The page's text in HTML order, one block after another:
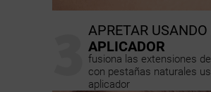
APRETAR USANDO
APLICADOR
fusiona las extensiones
con pestañas naturales
aplicador